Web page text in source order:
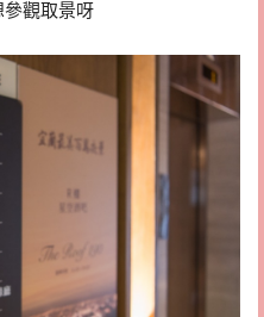
觀取景呀